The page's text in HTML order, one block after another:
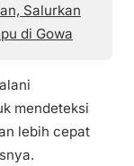
Salurkan
di Gowa
mendeteksi
lebih cepat